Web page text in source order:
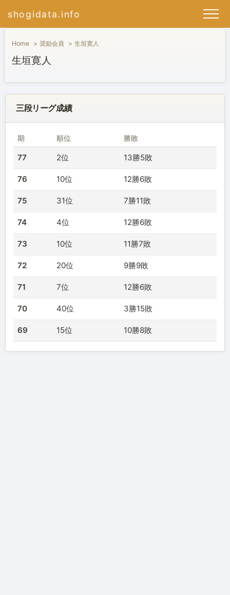
shogidata.info
Home 奨励会員 生垣寛人
生垣寛人
三段リーグ成績
期 順位 勝敗
77 2位 13勝5敗
76 10位 12勝6敗
75 31位 7勝11敗
74 4位 12勝6敗
73 10位 11勝7敗
72 20位 9勝9敗
71 7位 12勝6敗
70 40位 3勝15敗
69 15位 10勝8敗